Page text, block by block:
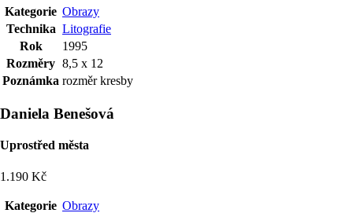
Kategorie Obrazy
Technika Litografie
Rok
1995
Rozměry 8,5 x 12
Poznámka rozměr kresby
Daniela Benešová
Uprostřed města
1.190 Kč
Kategorie Obrazy